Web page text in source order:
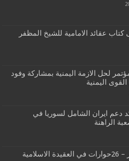
كتاب عقائد الامامية للشيخ المظفر
لحل الازمة اليمنية بمشاركة وفود
اليمنية
دعم ايران الشامل لسوريا في
الراهنة